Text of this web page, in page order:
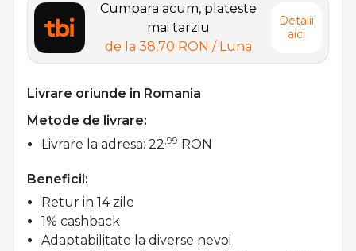
Cumpara acum, plateste
mai tarziu
de la 38,70 RON / Luna
Detalii
aici
Livrare oriunde in Romania
Metode de livrare:
Livrare la adresa: 22,99 RON
Beneficii:
Retur in 14 zile
1% cashback
Adaptabilitate la diverse nevoi